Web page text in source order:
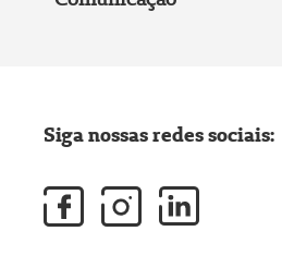
Siga nossas redes sociais: